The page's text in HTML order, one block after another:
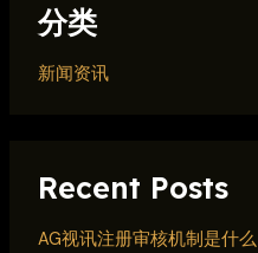
分类
新闻资讯
Recent Posts
AG视讯注册审核机制是什么